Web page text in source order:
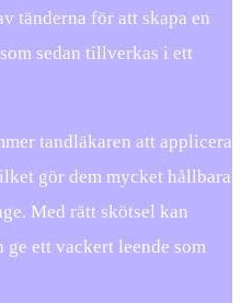
tänderna för att skapa en
sedan tillverkas i ett
tandläkaren att applicera
gör dem mycket hållbara
Med rätt skötsel kan
ge ett vackert leende som